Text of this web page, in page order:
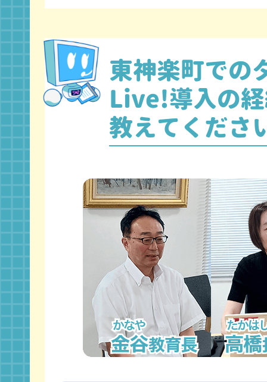
東神楽町での
Live!導入の
教えてくださ